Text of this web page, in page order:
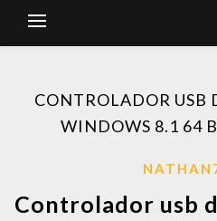
CONTROLADOR USB
WINDOWS 8.1 64
Controlador usb